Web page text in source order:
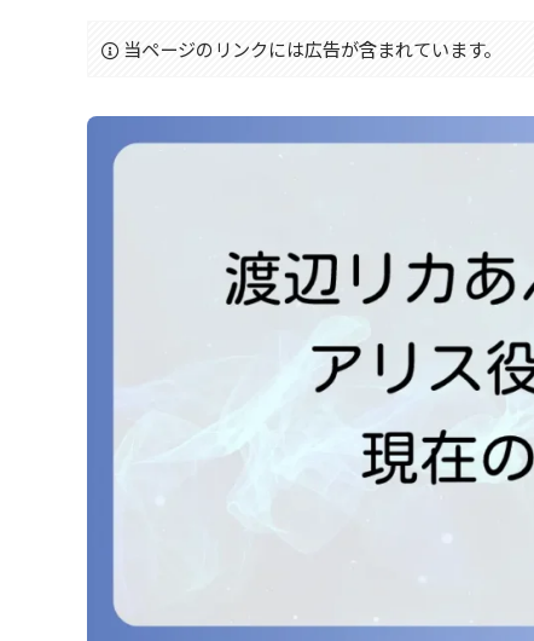
当ページのリンクには広告が含まれています。